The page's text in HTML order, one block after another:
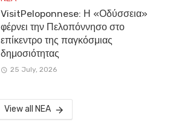
VisitPeloponnese: Η «Οδύσσεια»
φέρνει την Πελοπόννησο στο
επίκεντρο της παγκόσμιας
δημοσιότητας
25 July, 2026
View all NEA